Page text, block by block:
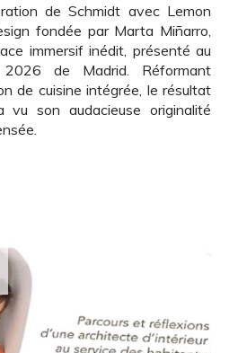
de Schmidt avec Lemon
fondée par Marta Miñarro,
immersif inédit, présenté au
de Madrid. Réformant
de cuisine intégrée, le résultat
son audacieuse originalité